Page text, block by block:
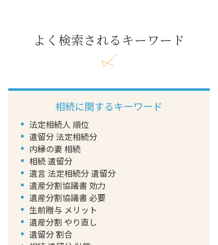
よく検索されるキーワード
相続に関するキーワード
法定相続人 順位
遺留分 法定相続分
内縁の妻 相続
相続 遺留分
遺言 法定相続分 遺留分
遺産分割協議書 効力
遺産分割協議書 必要
生前贈与 メリット
遺産分割 やり直し
遺留分 割合